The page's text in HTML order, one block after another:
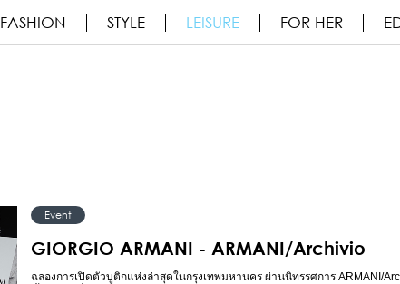
FASHION STYLE LEISURE FOR HER
Event
GIORGIO ARMANI - ARMANI/Archivio
ฉลองการเปิดตัวบูติกแห่งล่าสุดในกรุงเทพมหานคร ผ่านนิทรรศการ ARMANI/